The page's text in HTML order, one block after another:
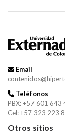
Email
Teléfonos
PBX: +57 601
Cel: +57 323 223
Otros sitios